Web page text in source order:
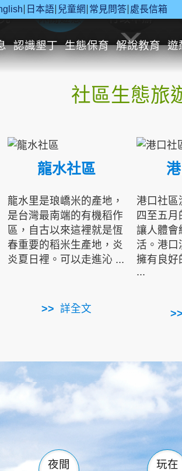
日本語 兒童網 常見問答 處長信箱
認識墾丁 生態保育 解說教育 遊
休閒遊憩 行政申辦
社區生態旅
龍水社區
龍水里是琅嶠米的產地，
是台灣最南端的有機稻作
區，自古以來這裡就是恆
春重要的稻米生產地，炎
炎夏日裡。可以走進沁 ...
詳全文
港口社區
四至五月
讓人體會
活。港口
擁有良好
...
南仁湖
滿州 佳樂水
森林遊樂區
墾管處遊客中心
社頂公園 風吹沙
船帆石 龍磐公園
香蕉灣 龍坑
鵝鑾鼻
夜間
玩在